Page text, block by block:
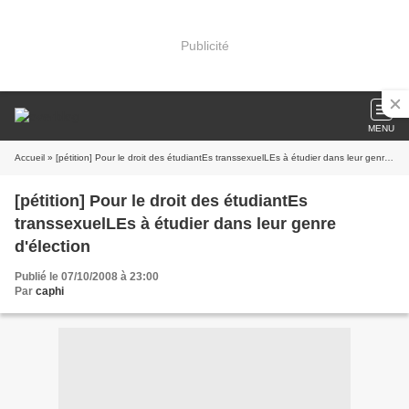
Publicité
MENU
Accueil » [pétition] Pour le droit des étudiantEs transsexuelLEs à étudier dans leur genre d'élection
[pétition] Pour le droit des étudiantEs
transsexuelLEs à étudier dans leur genre
d'élection
Publié le 07/10/2008 à 23:00
Par caphi